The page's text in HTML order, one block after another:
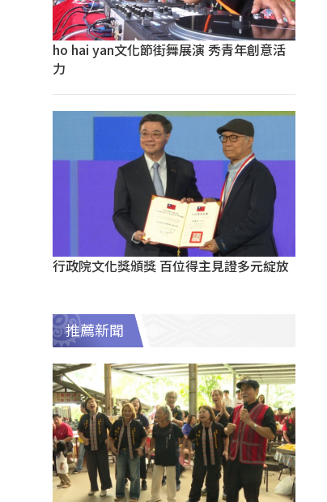
ho hai yan文化節街舞展演 秀青年創意活
力
行政院文化獎頒獎 百位得主見證多元綻放
推薦新聞